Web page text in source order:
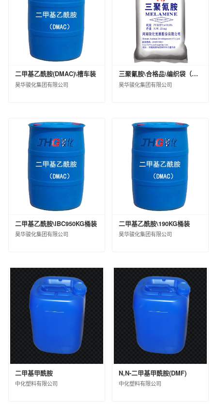
中化石油江苏有限公司
中化石油上海有限公司
中化石油河南有限公司
中化石油江苏无锡有限公司
中化石油浙江有限公司
中化国际新材料（河北）有限公司
中化石油山东有限公司
中化河北有限公司
中化石油湖南有限公司
北京市石油化工产品开发供应有限公司
中化石油江西有限公司
中化石油川渝有限公司
江西中化石油成品油销售有限公司
山东昌邑石化有限公司
中化石油华北（山东）有限公司
大庆中蓝石化有限公司
中化能源科技有限公司
二甲基乙酰胺(DMAC)\槽车装
昊华骏化集团有限公司
三聚氰胺\合格品\编织袋（小包）
昊华骏化集团有限公司
二甲基乙酰胺\IBC950KG桶装
昊华骏化集团有限公司
二甲基乙酰胺\190KG桶装
昊华骏化集团有限公司
二甲基甲酰胺
中化塑料有限公司
N,N-二甲基甲酰胺(DMF)
中化塑料有限公司